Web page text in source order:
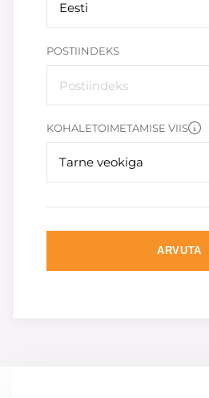
Eesti
POSTIINDEKS
KOHALETOIMETAMISE VIIS
Tarne veokiga
ARVUTA